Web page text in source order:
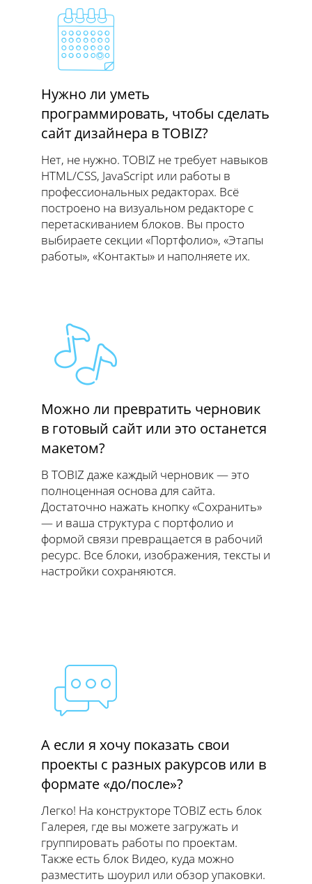
Нужно ли уметь
программировать, чтобы сделать
сайт дизайнера в TOBIZ?
Нет, не нужно. TOBIZ не требует навыков
HTML/CSS, JavaScript или работы в
профессиональных редакторах. Всё
построено на визуальном редакторе с
перетаскиванием блоков. Вы просто
выбираете секции «Портфолио», «Этапы
работы», «Контакты» и наполняете их.
Можно ли превратить черновик
в готовый сайт или это останется
макетом?
В TOBIZ даже каждый черновик — это
полноценная основа для сайта.
Достаточно нажать кнопку «Сохранить»
— и ваша структура с портфолио и
формой связи превращается в рабочий
ресурс. Все блоки, изображения, тексты и
настройки сохраняются.
А если я хочу показать свои
проекты с разных ракурсов или в
формате «до/после»?
Легко! На конструкторе TOBIZ есть блок
Галерея, где вы можете загружать и
группировать работы по проектам.
Также есть блок Видео, куда можно
разместить шоурил или обзор упаковки.